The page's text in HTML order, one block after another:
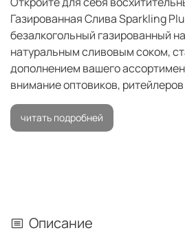
Газированная Слива Sparkling
безалкогольный газированный
натуральным сливовым соком,
дополнением вашего
внимание оптовиков,
читать подробней
Описание